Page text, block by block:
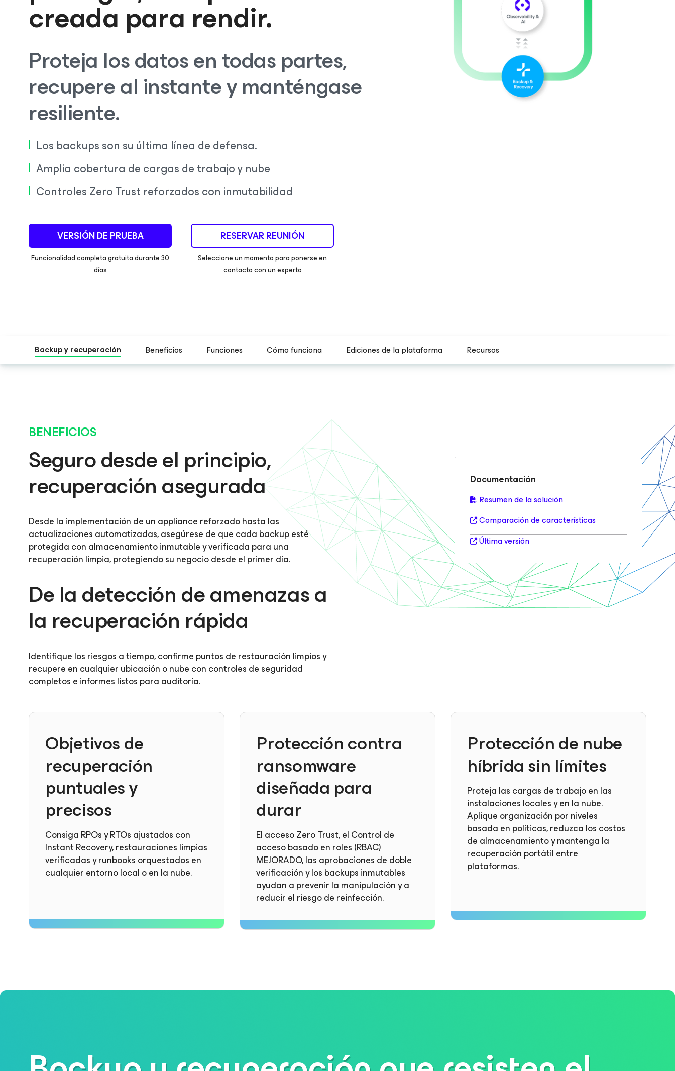
creada para rendir.
Proteja los datos en todas partes,
recupere al instante y manténgase
resiliente.
Los backups son su última línea de defensa.
Amplia cobertura de cargas de trabajo y nube
Controles Zero Trust reforzados con inmutabilidad
VERSIÓN DE PRUEBA
Funcionalidad completa gratuita durante 30
días
RESERVAR REUNIÓN
Seleccione un momento para ponerse en
contacto con un experto
Backup y recuperación Beneficios Funciones Cómo funciona Ediciones de la plataforma Recursos
BENEFICIOS
Seguro desde el principio,
recuperación asegurada
Desde la implementación de un appliance reforzado hasta las
actualizaciones automatizadas, asegúrese de que cada backup esté
protegida con almacenamiento inmutable y verificada para una
recuperación limpia, protegiendo su negocio desde el primer día.
De la detección de amenazas a
la recuperación rápida
Identifique los riesgos a tiempo, confirme puntos de restauración limpios y
recupere en cualquier ubicación o nube con controles de seguridad
completos e informes listos para auditoría.
Documentación
Resumen de la solución
Comparación de características
Última versión
Objetivos de
recuperación
puntuales y
precisos
Consiga RPOs y RTOs ajustados con
Instant Recovery, restauraciones limpias
verificadas y runbooks orquestados en
cualquier entorno local o en la nube.
Protección contra
ransomware
diseñada para
durar
El acceso Zero Trust, el Control de
acceso basado en roles (RBAC)
MEJORADO, las aprobaciones de doble
verificación y los backups inmutables
ayudan a prevenir la manipulación y a
reducir el riesgo de reinfección.
Protección de nube
híbrida sin límites
Proteja las cargas de trabajo en las
instalaciones locales y en la nube.
Aplique organización por niveles
basada en políticas, reduzca los costos
de almacenamiento y mantenga la
recuperación portátil entre
plataformas.